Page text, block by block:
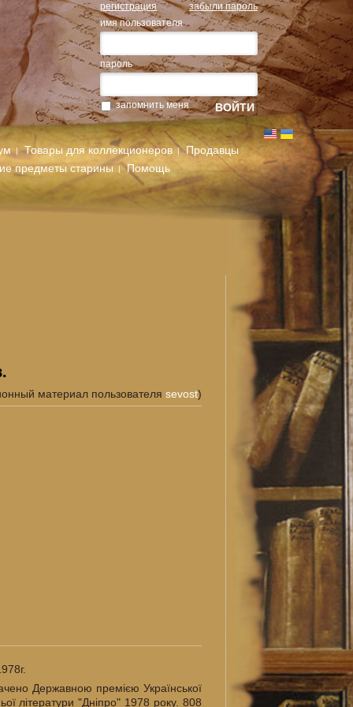
регистрация
забыли пароль
имя пользователя
пароль
запомнить меня
Товары для коллекционеров
Продавцы
предметы старины
Помощь
материал пользователя sevost)
Державною премією Української
літератури "Дніпро" 1978 року. 808